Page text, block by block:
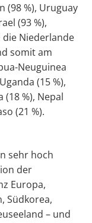
(98 %), Uruguay
(93 %),
die Niederlande
somit am
Neuguinea
(15 %),
(18 %), Nepal
(21 %).
sehr hoch
der
Europa,
Südkorea,
– und